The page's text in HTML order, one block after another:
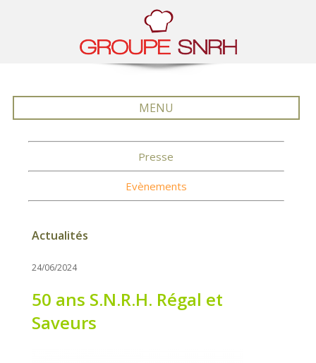
MENU
Presse
Evènements
Actualités
24/06/2024
50 ans S.N.R.H. Régal et
Saveurs